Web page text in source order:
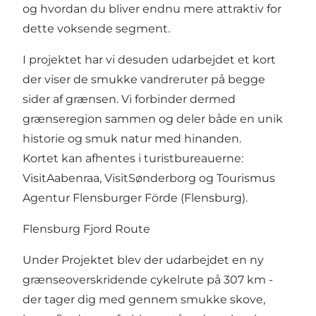
og hvordan du bliver endnu mere attraktiv for
dette voksende segment.
I projektet har vi desuden udarbejdet et kort
der viser de smukke vandreruter på begge
sider af grænsen. Vi forbinder dermed
grænseregion sammen og deler både en unik
historie og smuk natur med hinanden.
Kortet kan afhentes i turistbureauerne:
VisitAabenraa, VisitSønderborg og Tourismus
Agentur Flensburger Förde (Flensburg).
Flensburg Fjord Route
Under Projektet blev der udarbejdet en ny
grænseoverskridende cykelrute på 307 km -
der tager dig med gennem smukke skove,